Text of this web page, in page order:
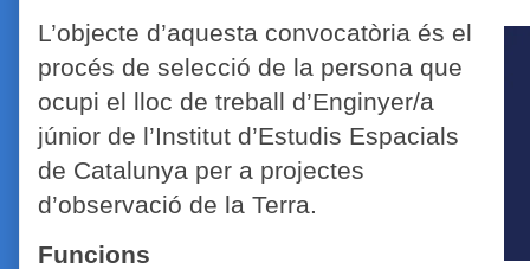
L’objecte d’aquesta convocatòria és el
procés de selecció de la persona que
ocupi el lloc de treball d’Enginyer/a
júnior de l’Institut d’Estudis Espacials
de Catalunya per a projectes
d’observació de la Terra.
Funcions